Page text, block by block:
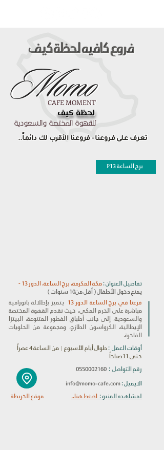
Momo
Momo
CAFE MOMENT
CAFE MOMENT
لحظة كيف
لحظة كيف
للقهوة المختصة والسعودية
تعرف على فروعنا - فروعنا الأقرب لك دائماً..
فروع كافيه لحظة كيف
فروع كافيه لحظة كيف
برج الساعة P13
تفاصيل العنوان : مكة المكرمة، برج الساعة، الدور 13 -
يمنع دخول الأطفال ( أقل من10 سنوات )
فرعنا في برج الساعة الدور 13
يتميز بإطلالة بانورامية
مباشرة على الحرم المكي، حيث نقدم القهوة المختصة
والسعودية، إلى جانب أطباق الفطور المتنوعة، البيتزا
الإيطالية، الكرواسون الطازج، ومجموعة من الحلويات
الفاخرة.
أوقات العمل :
طوال أيام الأسبوع | من الساعة 4 عصراً
حتى 11صباحاً
رقم التواصل : 0550002160
الايميل : info@momo-cafe.com
موقع الخريطة لمشاهده المنيو : اضغط هنا..